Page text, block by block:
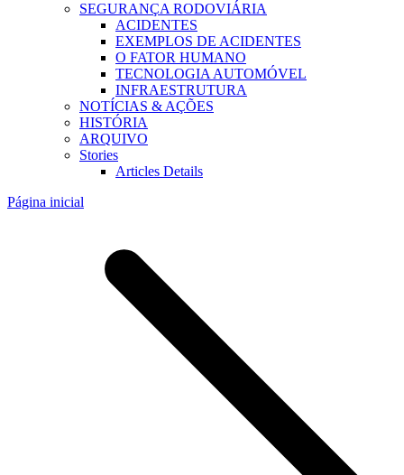
SEGURANÇA RODOVIÁRIA
ACIDENTES
EXEMPLOS DE ACIDENTES
O FATOR HUMANO
TECNOLOGIA AUTOMÓVEL
INFRAESTRUTURA
NOTÍCIAS & AÇÕES
HISTÓRIA
ARQUIVO
Stories
Articles Details
Página inicial